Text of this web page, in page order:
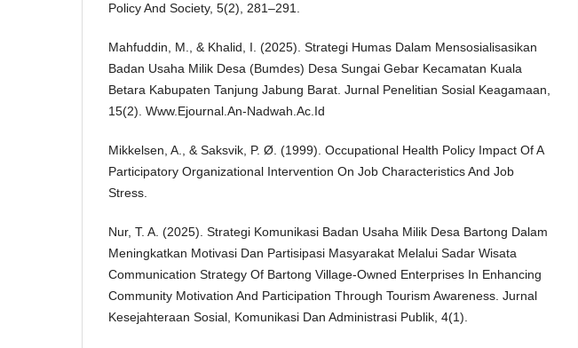
Policy And Society, 5(2), 281–291.
Mahfuddin, M., & Khalid, I. (2025). Strategi Humas Dalam Mensosialisasikan
Badan Usaha Milik Desa (Bumdes) Desa Sungai Gebar Kecamatan Kuala
Betara Kabupaten Tanjung Jabung Barat. Jurnal Penelitian Sosial Keagamaan,
15(2). Www.Ejournal.An-Nadwah.Ac.Id
Mikkelsen, A., & Saksvik, P. Ø. (1999). Occupational Health Policy Impact Of A
Participatory Organizational Intervention On Job Characteristics And Job
Stress.
Nur, T. A. (2025). Strategi Komunikasi Badan Usaha Milik Desa Bartong Dalam
Meningkatkan Motivasi Dan Partisipasi Masyarakat Melalui Sadar Wisata
Communication Strategy Of Bartong Village-Owned Enterprises In Enhancing
Community Motivation And Participation Through Tourism Awareness. Jurnal
Kesejahteraan Sosial, Komunikasi Dan Administrasi Publik, 4(1).